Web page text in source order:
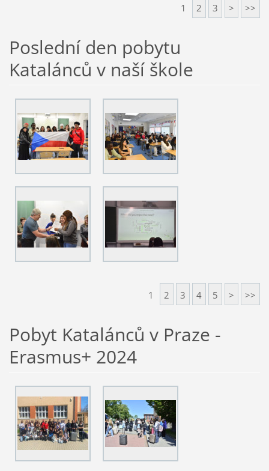
1 2 3 > >>
Poslední den pobytu
Katalánců v naší škole
1 2 3 4 5 > >>
Pobyt Katalánců v Praze -
Erasmus+ 2024